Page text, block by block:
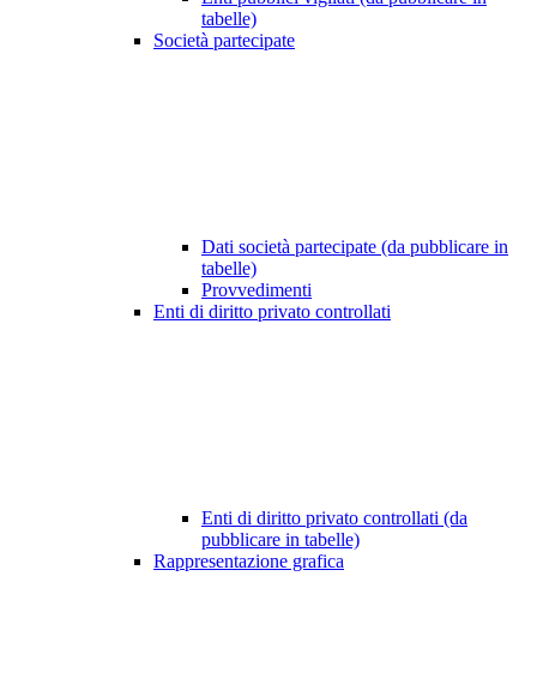
tabelle)
Società partecipate
Dati società partecipate (da pubblicare in
tabelle)
Provvedimenti
Enti di diritto privato controllati
Enti di diritto privato controllati (da
pubblicare in tabelle)
Rappresentazione grafica